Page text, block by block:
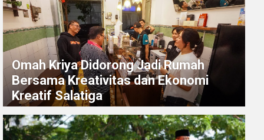
Omah Kriya Didorong Jadi Rumah
Bersama Kreativitas dan Ekonomi
Kreatif Salatiga